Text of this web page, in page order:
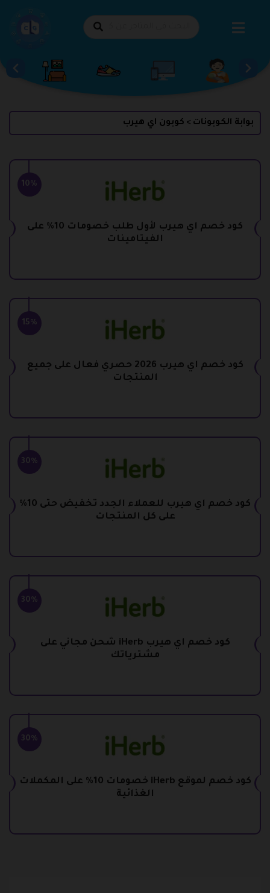
بوابة الكوبونات > كوبون اي هيرب
10%
كود خصم اي هيرب لأول طلب خصومات 10% على
الفيتامينات
15%
كود خصم اي هيرب 2026 حصري فعال على جميع
المنتجات
30%
كود خصم اي هيرب للعملاء الجدد تخفيض حتى 10%
على كل المنتجات
30%
كود خصم اي هيرب iHerb شحن مجاني على
مشترياتك
30%
كود خصم لموقع iHerb خصومات 10% على المكملات
الغذائية